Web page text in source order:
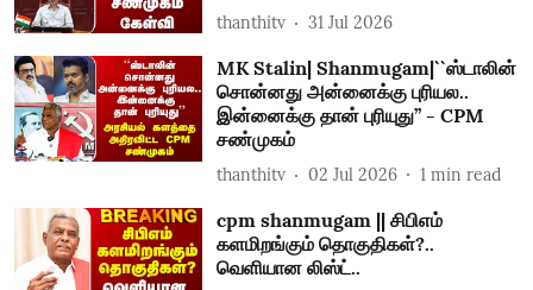
thanthitv 31 Jul 2026
MK Stalin| Shanmugam|``ஸ்டாலின்
சொன்னது அன்னைக்கு புரியல..
இன்னைக்கு தான் புரியுது’’ - CPM
சண்முகம்
thanthitv 02 Jul 2026 1 min read
cpm shanmugam || சிபிஎம்
களமிறங்கும் தொகுதிகள்?..
வெளியான லிஸ்ட்..